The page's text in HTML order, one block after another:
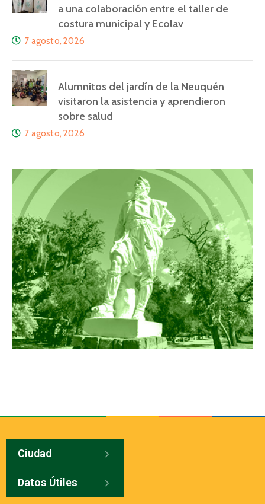
a una colaboración entre el taller de
costura municipal y Ecolav
7 agosto, 2026
Alumnitos del jardín de la Neuquén
visitaron la asistencia y aprendieron
sobre salud
7 agosto, 2026
Ciudad
Datos Útiles